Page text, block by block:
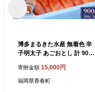
博多まるきた水産 無着色 辛
子明太子 あごおとし 計 900g
寄附金額 15,000円
福岡県香春町